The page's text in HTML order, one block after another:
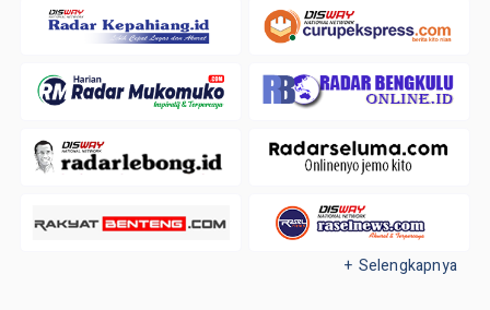
+ Selengkapnya